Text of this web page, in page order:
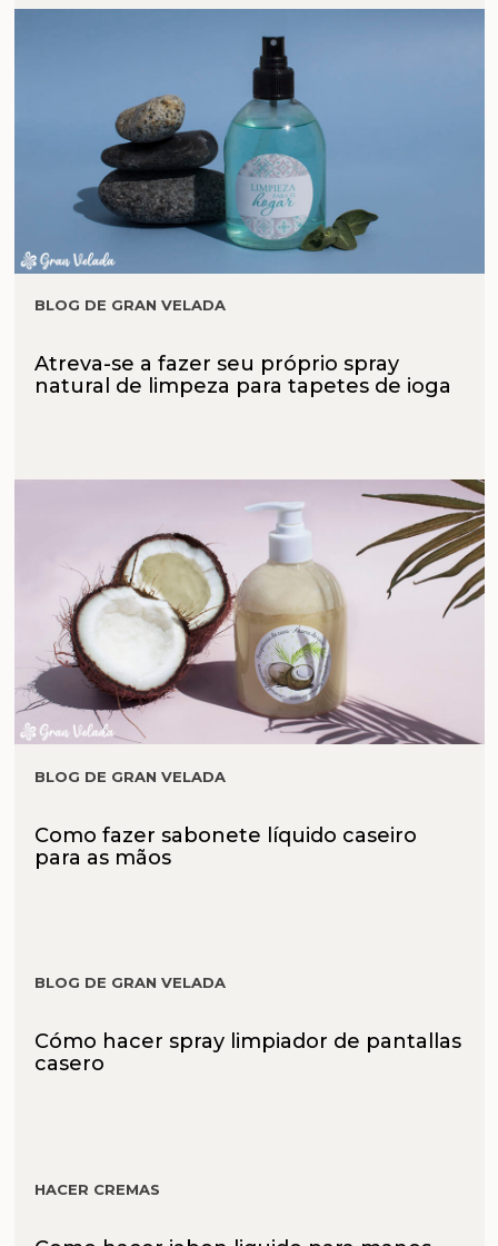
BLOG DE GRAN VELADA
Atreva-se a fazer seu próprio spray
natural de limpeza para tapetes de ioga
BLOG DE GRAN VELADA
Como fazer sabonete líquido caseiro
para as mãos
BLOG DE GRAN VELADA
Cómo hacer spray limpiador de pantallas
casero
HACER CREMAS